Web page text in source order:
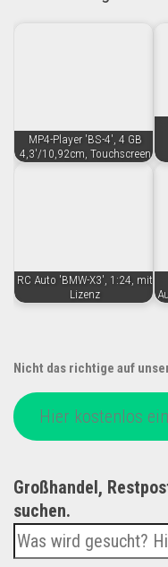
MP4-Player 'BS-4', 4 GB
4,3'/10,92cm, Touchscreen
RC Auto 'BMW-X3', 1:24, mit
Lizenz
Nicht das richtige auf
Hier kostenlos
Großhandel,
suchen.